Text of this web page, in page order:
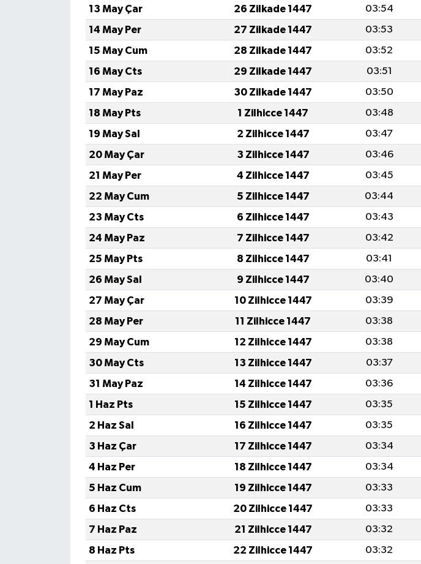
13 May Çar
26 Zilkade 1447 03:54
14 May Per
27 Zilkade 1447 03:53
15 May Cum
28 Zilkade 1447 03:52
16 May Cts
29 Zilkade 1447 03:51
17 May Paz
30 Zilkade 1447 03:50
18 May Pts
1 Zilhicce 1447 03:48
19 May Sal
2 Zilhicce 1447 03:47
20 May Çar
3 Zilhicce 1447 03:46
21 May Per
4 Zilhicce 1447 03:45
22 May Cum
5 Zilhicce 1447 03:44
23 May Cts
6 Zilhicce 1447 03:43
24 May Paz
7 Zilhicce 1447 03:42
25 May Pts
8 Zilhicce 1447 03:41
26 May Sal
9 Zilhicce 1447 03:40
27 May Çar
10 Zilhicce 1447 03:39
28 May Per
11 Zilhicce 1447 03:38
29 May Cum
12 Zilhicce 1447 03:38
30 May Cts
13 Zilhicce 1447 03:37
31 May Paz
14 Zilhicce 1447 03:36
1 Haz Pts
15 Zilhicce 1447 03:35
2 Haz Sal
16 Zilhicce 1447 03:35
3 Haz Çar
17 Zilhicce 1447 03:34
4 Haz Per
18 Zilhicce 1447 03:34
5 Haz Cum
19 Zilhicce 1447 03:33
6 Haz Cts
20 Zilhicce 1447 03:33
7 Haz Paz
21 Zilhicce 1447 03:32
8 Haz Pts
22 Zilhicce 1447 03:32